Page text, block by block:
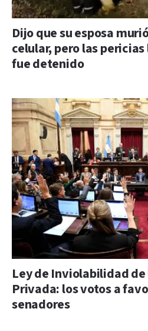
Dijo que su esposa
celular, pero las
fue detenido
Ley de Inviolabilidad
Privada: los votos a
senadores